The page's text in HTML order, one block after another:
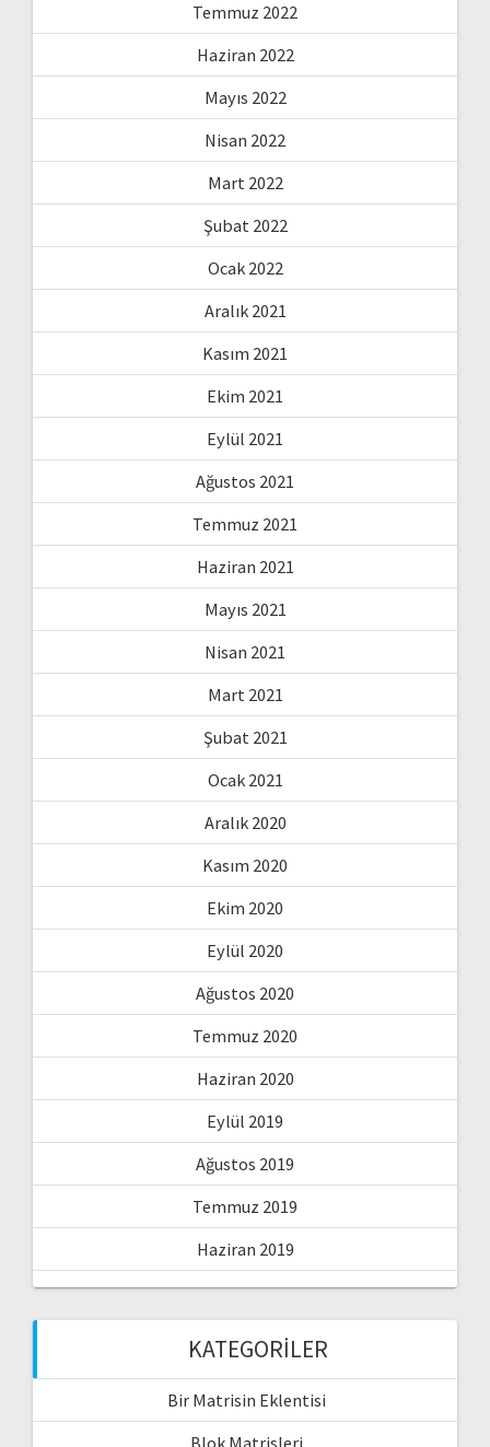
Temmuz 2022
Haziran 2022
Mayıs 2022
Nisan 2022
Mart 2022
Şubat 2022
Ocak 2022
Aralık 2021
Kasım 2021
Ekim 2021
Eylül 2021
Ağustos 2021
Temmuz 2021
Haziran 2021
Mayıs 2021
Nisan 2021
Mart 2021
Şubat 2021
Ocak 2021
Aralık 2020
Kasım 2020
Ekim 2020
Eylül 2020
Ağustos 2020
Temmuz 2020
Haziran 2020
Eylül 2019
Ağustos 2019
Temmuz 2019
Haziran 2019
KATEGORILER
Bir Matrisin Eklentisi